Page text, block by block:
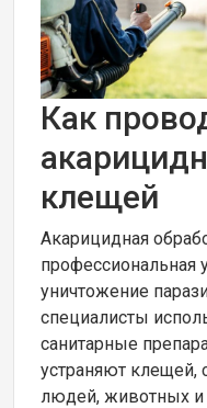
Как
клещей
Акарицидная
профессиональная
уничтожение
специалисты
санитарные
устраняют клещей,
людей, животных и